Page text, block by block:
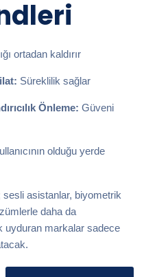
ortadan kaldırır
Süreklilik sağlar
Önleme: Güveni
olduğu yerde
asistanlar, biyometrik
daha da
uyduran markalar sadece